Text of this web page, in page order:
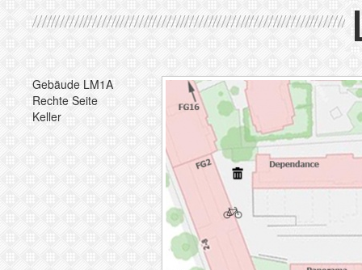
Gebäude LM1A
Rechte Seite
Keller